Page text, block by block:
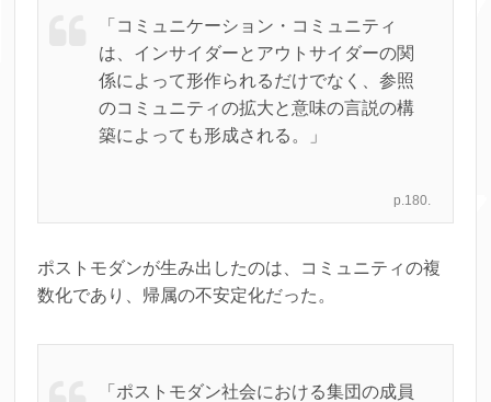
「コミュニケーション・コミュニティ
は、インサイダーとアウトサイダーの関
係によって形作られるだけでなく、参照
のコミュニティの拡大と意味の言説の構
築によっても形成される。」
p.180.
ポストモダンが生み出したのは、コミュニティの複
数化であり、帰属の不安定化だった。
「ポストモダン社会における集団の成員